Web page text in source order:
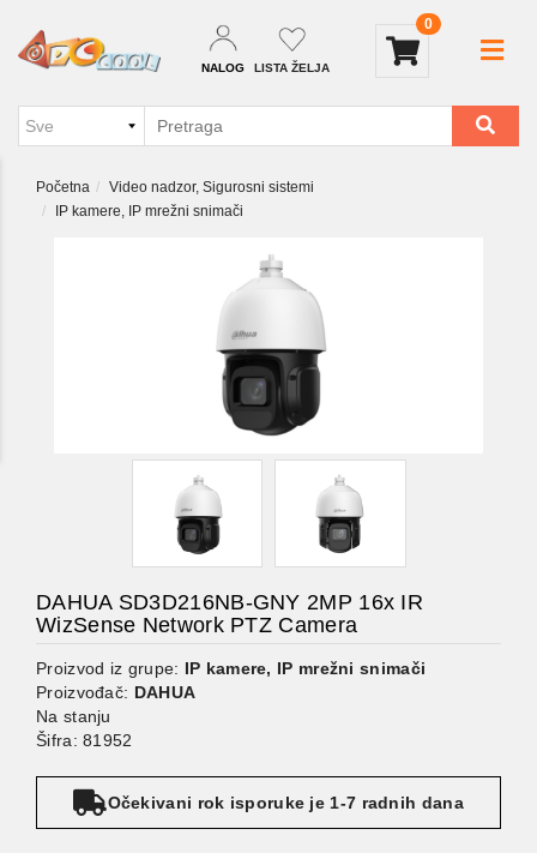
NALOG LISTA ŽELJA
0
Početna
Video nadzor, Sigurosni sistemi
IP kamere, IP mrežni snimači
DAHUA SD3D216NB-GNY 2MP 16x IR
WizSense Network PTZ Camera
Proizvod iz grupe: IP kamere, IP mrežni snimači
Proizvođač: DAHUA
Na stanju
Šifra: 81952
Očekivani rok isporuke je 1-7 radnih dana